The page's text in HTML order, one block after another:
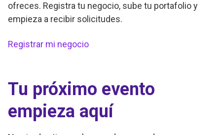
ofreces. Registra tu negocio, sube tu portafolio y
empieza a recibir solicitudes.
Registrar mi negocio
Tu próximo evento
empieza aquí